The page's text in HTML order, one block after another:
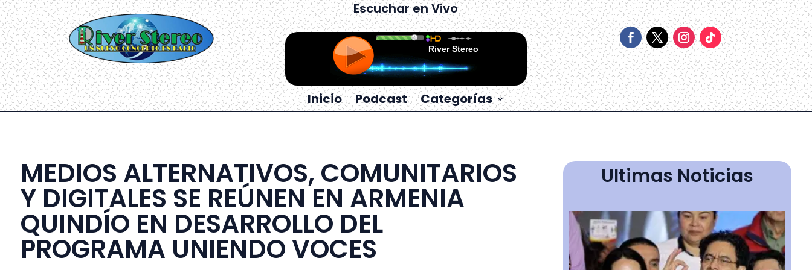
Escuchar en Vivo
Inicio Podcast Categorías
MEDIOS ALTERNATIVOS, COMUNITARIOS
Y DIGITALES SE REÚNEN EN ARMENIA
QUINDÍO EN DESARROLLO DEL
PROGRAMA UNIENDO VOCES
Ultimas Noticias